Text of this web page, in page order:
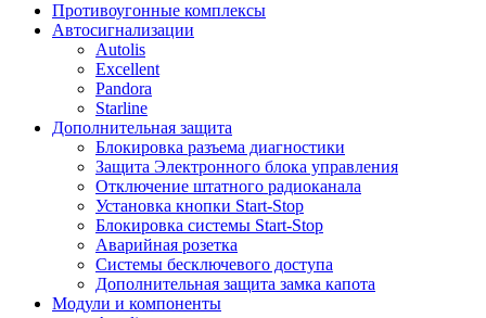
Противоугонные комплексы
Автосигнализации
Autolis
Excellent
Pandora
Starline
Дополнительная защита
Блокировка разъема диагностики
Защита Электронного блока управления
Отключение штатного радиоканала
Установка кнопки Start-Stop
Блокировка системы Start-Stop
Аварийная розетка
Системы бесключевого доступа
Дополнительная защита замка капота
Модули и компоненты